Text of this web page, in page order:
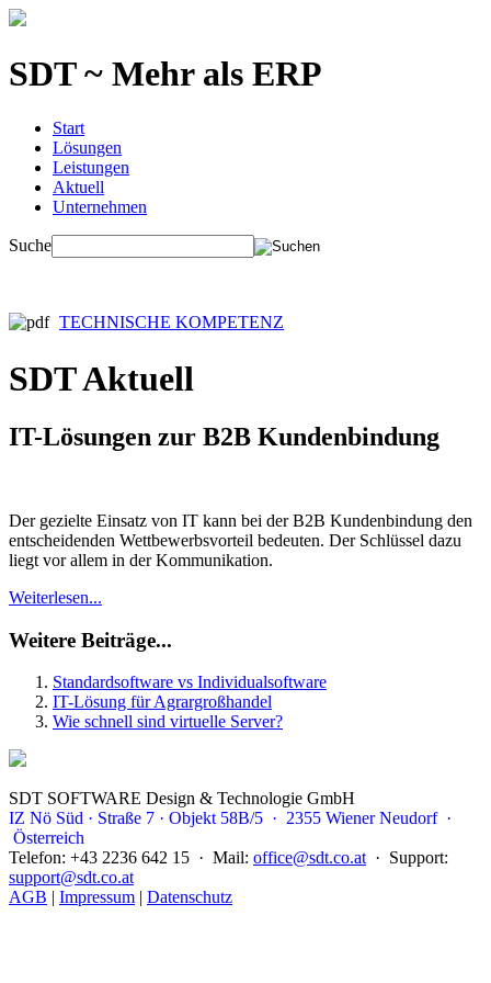
SDT ~ Mehr als ERP
Start
Lösungen
Leistungen
Aktuell
Unternehmen
Suche
TECHNISCHE KOMPETENZ
SDT Aktuell
IT-Lösungen zur B2B Kundenbindung
Der gezielte Einsatz von IT kann bei der B2B Kundenbindung den
entscheidenden Wettbewerbsvorteil bedeuten. Der Schlüssel dazu
liegt vor allem in der Kommunikation.
Weiterlesen...
Weitere Beiträge...
Standardsoftware vs Individualsoftware
IT-Lösung für Agrargroßhandel
Wie schnell sind virtuelle Server?
SDT SOFTWARE Design & Technologie GmbH
IZ Nö Süd · Straße 7 · Objekt 58B/5 · 2355 Wiener Neudorf ·
Österreich
Telefon: +43 2236 642 15 · Mail: office@sdt.co.at· Support:
support@sdt.co.at
AGB | Impressum | Datenschutz